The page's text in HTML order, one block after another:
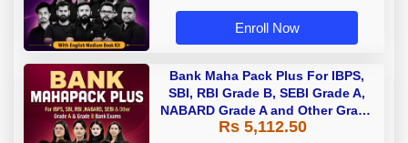
Enroll Now
Bank Maha Pack Plus For IBPS,
SBI, RBI Grade B, SEBI Grade A,
NABARD Grade A and Other Grade
A & Grade B Bank Exams
Rs 5,112.50